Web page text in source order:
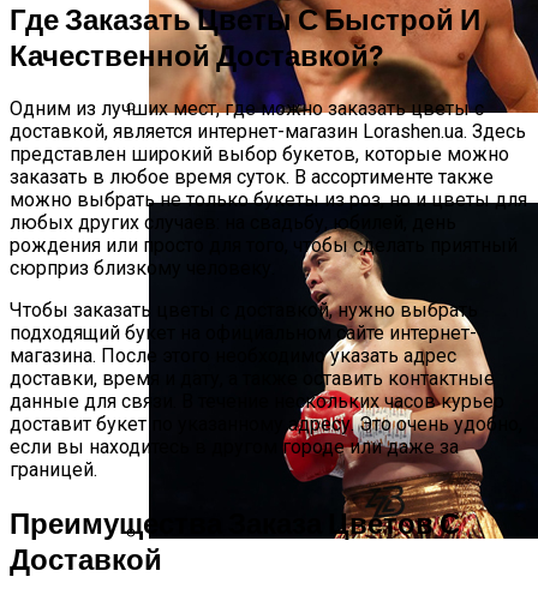
Гвоздик Поборется За Титул
Временного Чемпиона
Чжилей Вызвал На Бой Усика И Фьюри
Где Заказать Цветы С Быстрой И
Качественной Доставкой?
Одним из лучших мест, где можно заказать цветы с
доставкой, является интернет-магазин Lorashen.ua. Здесь
представлен широкий выбор букетов, которые можно
заказать в любое время суток. В ассортименте также
можно выбрать не только букеты из роз, но и цветы для
любых других случаев: на свадьбу, юбилей, день
рождения или просто для того, чтобы сделать приятный
сюрприз близкому человеку.
Чтобы заказать цветы с доставкой, нужно выбрать
подходящий букет на официальном сайте интернет-
магазина. После этого необходимо указать адрес
доставки, время и дату, а также оставить контактные
данные для связи. В течение нескольких часов курьер
доставит букет по указанному адресу. Это очень удобно,
если вы находитесь в другом городе или даже за
границей.
Преимущества Заказа Цветов С
Доставкой